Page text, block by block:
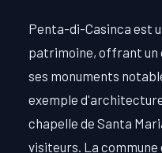
Penta-di-Casinca est
patrimoine, offrant un
ses monuments
exemple
chapelle de Santa
visiteurs. La